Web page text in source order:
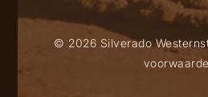
© 2026 Silverado